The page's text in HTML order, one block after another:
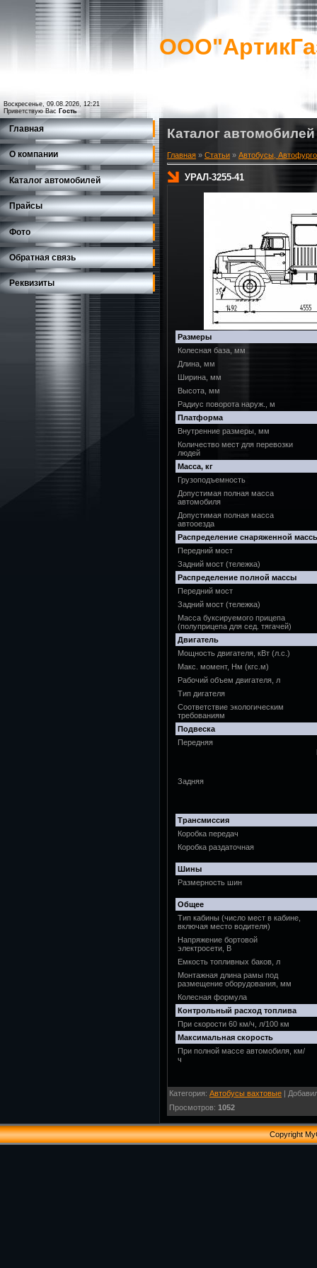
Воскресенье, 09.08.2026, 12:21
Приветствую Вас Гость
Главная
О компании
Каталог автомобилей
Прайсы
Фото
Обратная связь
Реквизиты
Каталог
Главная » Статьи » Автобусы,
УРАЛ-3255-41
Размеры
Колесная база, мм
Длина, мм
Ширина, мм
Высота, мм
Радиус поворота наруж., м
Платформа
Внутренние размеры, мм
Количество мест для перевозки
людей
Масса, кг
Грузоподъемность
Допустимая полная масса
автомобиля
Допустимая полная масса
автооезда
Распределение снаряженной
Передний мост
Задний мост (тележка)
Распределение полной массы
Передний мост
Задний мост (тележка)
Масса буксируемого прицепа
(полуприцепа для сед. тягачей)
Двигатель
Мощность двигателя, кВт (л.с.)
Макс. момент, Нм (кгс.м)
Рабочий объем двигателя, л
Тип дигателя
Соответствие экологическим
требованиям
Подвеска
Передняя
Задняя
Трансмиссия
Коробка передач
Коробка раздаточная
Шины
Размерность шин
Общее
Тип кабины (число мест в кабине,
включая место водителя)
Напряжение бортовой
электросети, В
Емкость топливных баков, л
Монтажная длина рамы под
размещение оборудования, мм
Колесная формула
Контрольный расход топлива
При скорости 60 км/ч, л/100 км
Максимальная скорость
При полной массе автомобиля, км/
ч
Категория: Автобусы вахтовые |
Просмотров: 1052
Copyright